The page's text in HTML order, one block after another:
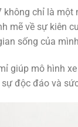
không chỉ là
mẽ về sự kiên
sống của
giúp mô hình
độc đáo và